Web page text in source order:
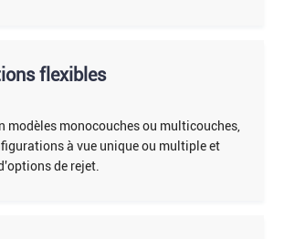
flexibles
modèles monocouches ou multicouches,
à vue unique ou multiple et
de rejet.